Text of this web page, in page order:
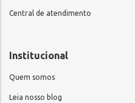
Central de atendimento
Institucional
Quem somos
Leia nosso blog